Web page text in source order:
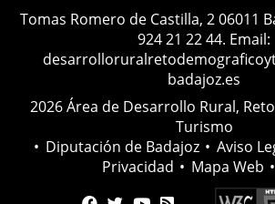
Tomas Romero de Castilla, 2 06011
924 21 22 44. Email:
badajoz.es
2026 Área de Desarrollo Rural,
Turismo
• Diputación de Badajoz • Aviso
Privacidad • Mapa Web •